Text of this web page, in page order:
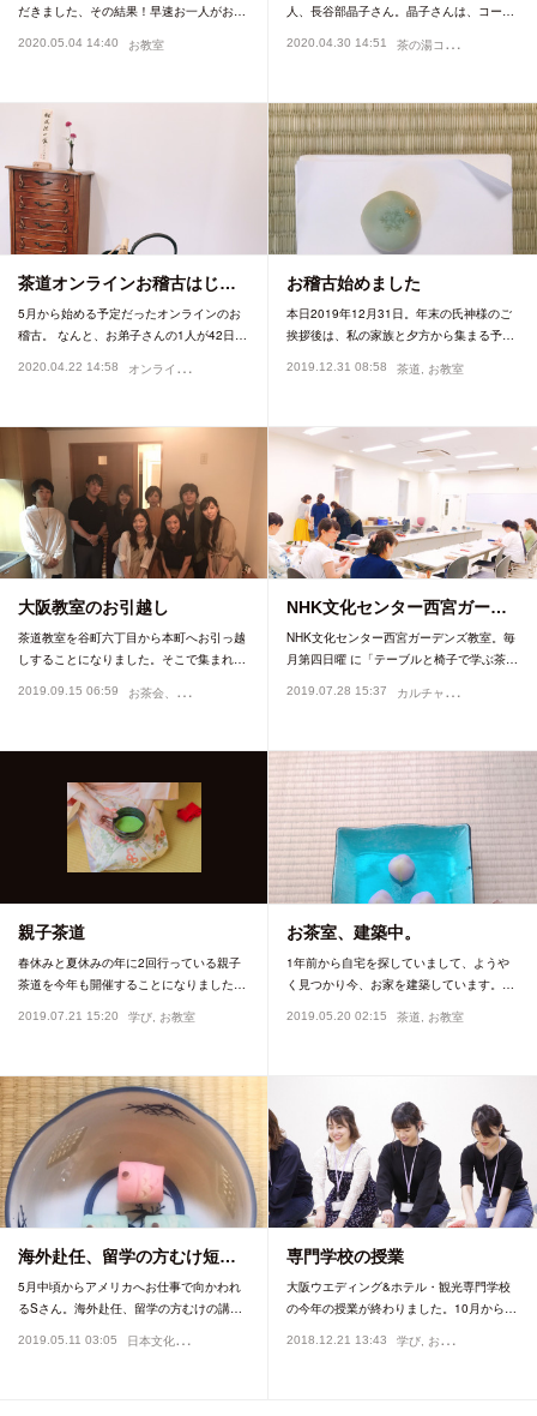
だきました、その結果！早速お一人がお…
2020.05.04 14:40 お教室
人、長谷部晶子さん。晶子さんは、コー…
2020.04.30 14:51 茶
の湯コラム
茶道オンラインお稽古はじ…
5月から始める予定だったオンラインのお
稽古。 なんと、お弟子さんの1人が42日…
2020.04.22 14:58 オ
ンライン茶道
お稽古始めました
本日2019年12月31日。年末の氏神様のご
挨拶後は、私の家族と夕方から集まる予…
2019.12.31 08:58 茶道 お教室
大阪教室のお引越し
茶道教室を谷町六丁目から本町へお引っ越
しすることになりました。そこで集まれ…
2019.09.15 06:59 お
茶会、イベント
NHK文化センター西宮ガー…
NHK文化センター西宮ガーデンズ教室。毎
月第四日曜 に「テーブルと椅子で学ぶ茶…
2019.07.28 15:37 カ
ルチャーセンター講座
親子茶道
春休みと夏休みの年に2回行っている親子
茶道を今年も開催することになりました…
2019.07.21 15:20 学び お教室
お茶室、建築中。
1年前から自宅を探していまして、ようや
く見つかり今、お家を建築しています。…
2019.05.20 02:15 茶道 お教室
海外赴任、留学の方むけ短…
5月中頃からアメリカへお仕事で向かわれ
るSさん。海外赴任、留学の方むけの講…
2019.05.11 03:05 日
本文化お教室
専門学校の授業
大阪ウエディング&ホテル・観光専門学校
の今年の授業が終わりました。10月から…
2018.12.21 13:43 学び お教室